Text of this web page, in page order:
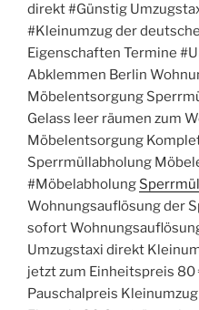
direkt #Günstig
#Kleinumzug der
Eigenschaften Termine
Abklemmen Berlin
Möbelentsorgung
Gelass leer räumen zum
Möbelentsorgung
Sperrmüllabholung
#Möbelabholung
Wohnungsauflösung der
sofort
Umzugstaxi direkt
jetzt zum Einheitspreis 80
Pauschalpreis